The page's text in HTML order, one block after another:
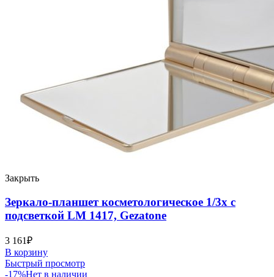
Закрыть
Зеркало-планшет косметологическое 1/3х с
подсветкой LM 1417, Gezatone
3 161₽
В корзину
Быстрый просмотр
-17%Нет в наличии